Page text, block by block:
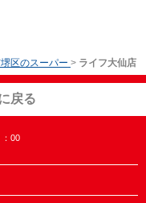
区のスーパー > ライフ大仙店
戻る
00